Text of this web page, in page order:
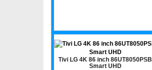
Tivi LG 4K 86 inch 86UT8050PSB
Smart UHD